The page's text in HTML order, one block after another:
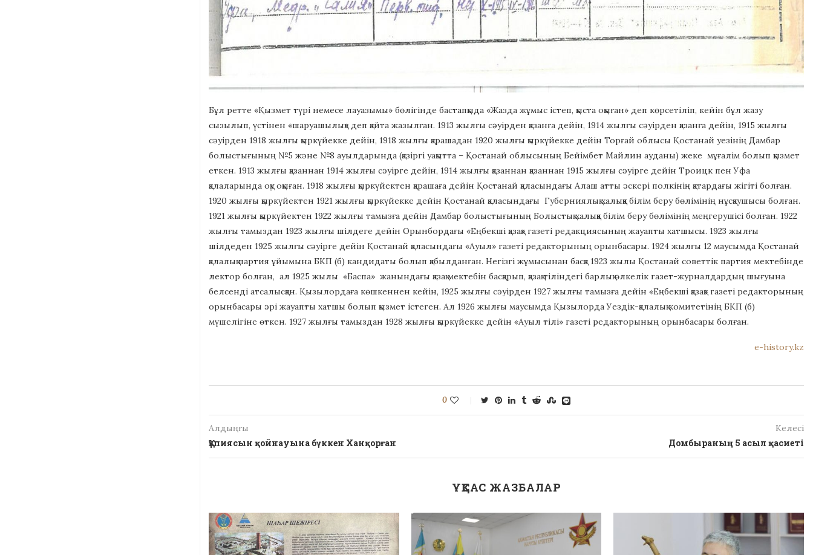
Бұл ретте «Қызмет түрі немесе лауазымы» бөлігінде бастапқыда «Жазда жұмыс істеп, қыста оқыған» деп көрсетіліп, кейін бұл жазу
сызылып, үстінен «шаруашылық» деп қайта жазылған. 1913 жылғы сәуірден қазанға дейін, 1914 жылғы сәуірден қазанға дейін, 1915 жылғы
сәуірден 1918 жылғы қыркүйекке дейін, 1918 жылғы қарашадан 1920 жылғы қыркүйекке дейін Торғай облысы Қостанай уезінің Дамбар
болыстығының №5 және №8 ауылдарында (қазіргі уақытта – Қостанай облысының Бейімбет Майлин ауданы) жеке мұғалім болып қызмет
еткен. 1913 жылғы қазаннан 1914 жылғы сәуірге дейін, 1914 жылғы қазаннан қазаннан 1915 жылғы сәуірге дейін Троицк пен Уфа
қалаларында оқу оқыған. 1918 жылғы қыркүйектен қарашаға дейін Қостанай қаласындағы Алаш атты әскері полкінің қатардағы жігіті болған.
1920 жылғы қыркүйектен 1921 жылғы қыркүйекке дейін Қостанай қаласындағы Губерниялық халыққа білім беру бөлімінің нұсқаушысы болған.
1921 жылғы қыркүйектен 1922 жылғы тамызға дейін Дамбар болыстығының Болыстық халыққа білім беру бөлімінің меңгерушісі болған. 1922
жылғы тамыздан 1923 жылғы шілдеге дейін Орынбордағы «Еңбекші қазақ» газеті редакциясының жауапты хатшысы. 1923 жылғы
шілдеден 1925 жылғы сәуірге дейін Қостанай қаласындағы «Ауыл» газеті редакторының орынбасары. 1924 жылғы 12 маусымда Қостанай
қалалық партия ұйымына БКП (б) кандидаты болып қабылданған. Негізгі жұмысынан басқа 1923 жылы Қостанай советтік партия мектебінде
лектор болған, ал 1925 жылы «Баспа» жанындағы қазақ мектебін басқарып, қазақ тіліндегі барлық өлкелік газет-журналдардың шығуына
белсенді атсалысқан. Қызылордаға көшкеннен кейін, 1925 жылғы сәуірден 1927 жылғы тамызға дейін «Еңбекші қазақ» газеті редакторының
орынбасары әрі жауапты хатшы болып қызмет істеген. Ал 1926 жылғы маусымда Қызылорда Уездік-қалалық комитетінің БКП (б)
мүшелігіне өткен. 1927 жылғы тамыздан 1928 жылғы қыркүйекке дейін «Ауыл тілі» газеті редакторының орынбасары болған.
e-history.kz
0
Алдыңғы
Құпиясын қойнауына бүккен Ханқорған
Келесі
Домбыраның 5 асыл қасиеті
ҰҚСАС ЖАЗБАЛАР